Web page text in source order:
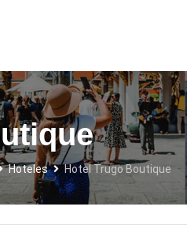
Hoteles Hotel Trugo Boutique